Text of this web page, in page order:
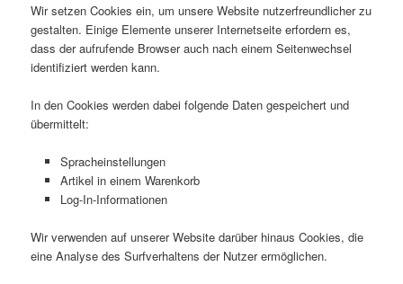
Wir setzen Cookies ein, um unsere Website nutzerfreundlicher zu
gestalten. Einige Elemente unserer Internetseite erfordern es,
dass der aufrufende Browser auch nach einem Seitenwechsel
identifiziert werden kann.
In den Cookies werden dabei folgende Daten gespeichert und
übermittelt:
Spracheinstellungen
Artikel in einem Warenkorb
Log-In-Informationen
Wir verwenden auf unserer Website darüber hinaus Cookies, die
eine Analyse des Surfverhaltens der Nutzer ermöglichen.